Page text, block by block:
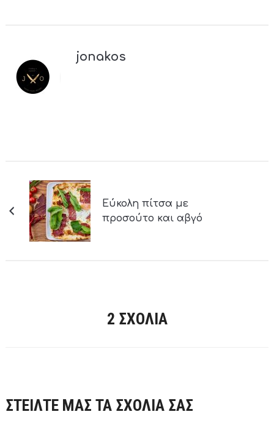
jonakos
Εύκολη πίτσα με
προσούτο και αβγό
2 ΣΧΌΛΙΑ
ΣΤΕΙΛΤΕ ΜΑΣ ΤΑ ΣΧΟΛΙΑ ΣΑΣ